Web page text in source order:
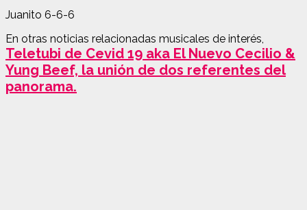
Juanito 6-6-6
En otras noticias relacionadas musicales de interés,
Teletubi de Cevid 19 aka El Nuevo Cecilio &
Yung Beef, la unión de dos referentes del
panorama.